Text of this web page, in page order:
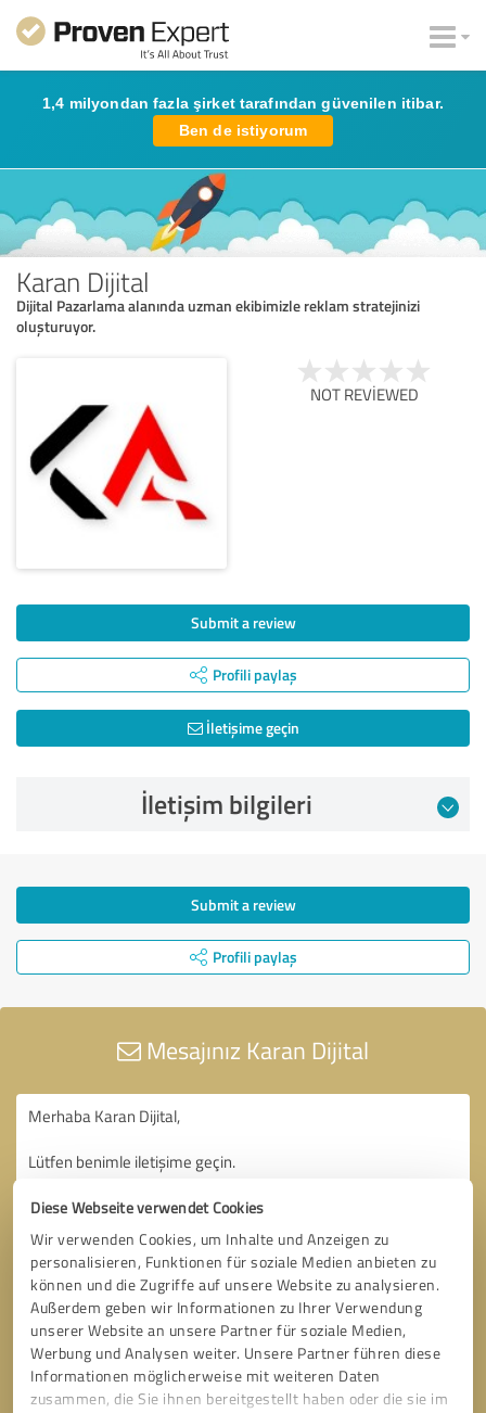
Diese Webseite verwendet Cookies
Wir verwenden Cookies, um Inhalte und Anzeigen zu
personalisieren, Funktionen für soziale Medien anbieten zu
können und die Zugriffe auf unsere Website zu analysieren.
Außerdem geben wir Informationen zu Ihrer Verwendung
unserer Website an unsere Partner für soziale Medien,
Werbung und Analysen weiter. Unsere Partner führen diese
Informationen möglicherweise mit weiteren Daten
zusammen, die Sie ihnen bereitgestellt haben oder die sie im
1,4 milyondan fazla şirket tarafından güvenilen itibar.
Ben de istiyorum
Karan Dijital
Dijital Pazarlama alanında uzman ekibimizle reklam stratejinizi
oluşturuyor.
NOT REVIEWED
Submit a review
Profili paylaş
İletişime geçin
İletişim bilgileri
Submit a review
Profili paylaş
Mesajınız Karan Dijital